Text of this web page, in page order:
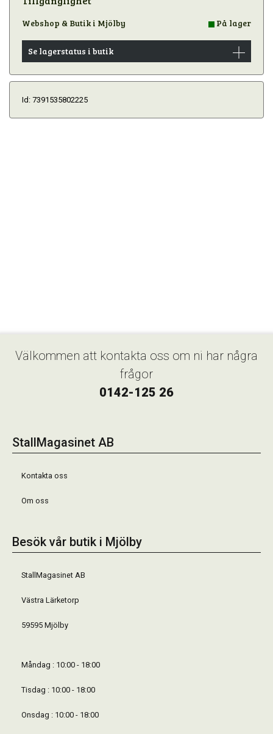
Webshop & Butik i Mjölby På lager
Se lagerstatus i butik
Id: 7391535802225
Välkommen att kontakta oss om ni har några
frågor
0142-125 26
StallMagasinet AB
Kontakta oss
Om oss
Besök vår butik i Mjölby
StallMagasinet AB
Västra Lärketorp
59595 Mjölby
Måndag : 10:00 - 18:00
Tisdag : 10:00 - 18:00
Onsdag : 10:00 - 18:00